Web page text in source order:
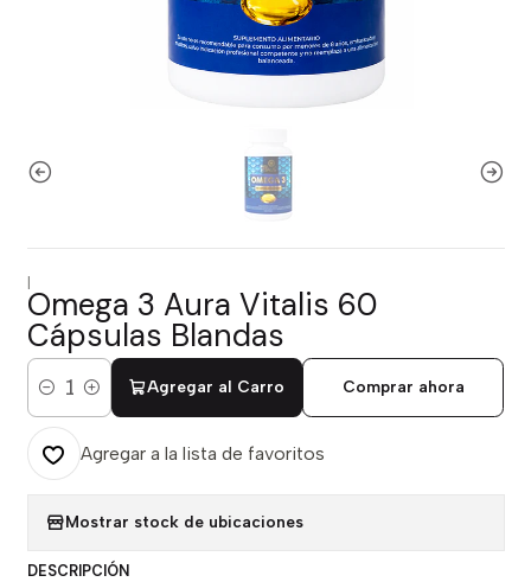
Omega 3 Aura Vitalis 60
Cápsulas Blandas
Cantidad
Agregar al Carro Comprar ahora
Agregar a la lista de favoritos
Mostrar stock de ubicaciones
DESCRIPCIÓN